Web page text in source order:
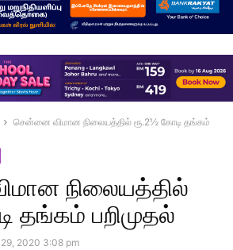
சென்னை விமான நிலையத்தில் ரூ.2½ கோடி தங்கம்
நிலையத்தில்
தங்கம் பறிமுதல்
2020 3:08 pm